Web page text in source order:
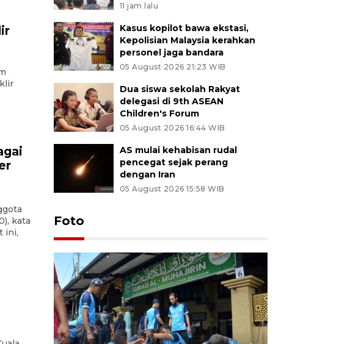
kata
ini,
11 jam lalu
Kasus kopilot bawa ekstasi,
Kepolisian Malaysia kerahkan
personel jaga bandara
05 August 2026 21:23 WIB
Dua siswa sekolah Rakyat
delegasi di 9th ASEAN
Children's Forum
05 August 2026 16:44 WIB
AS mulai kehabisan rudal
pencegat sejak perang
dengan Iran
05 August 2026 15:58 WIB
Foto